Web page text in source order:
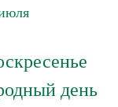
день